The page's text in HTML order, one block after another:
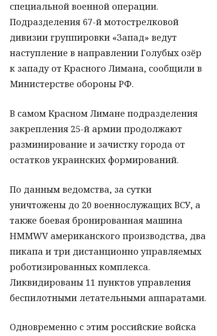
специальной военной операции.
Подразделения 67-й мотострелковой
дивизии группировки «Запад» ведут
наступление в направлении Голубых озёр
к западу от Красного Лимана, сообщили в
Министерстве обороны РФ.
В самом Красном Лимане подразделения
закрепления 25-й армии продолжают
разминирование и зачистку города от
остатков украинских формирований.
По данным ведомства, за сутки
уничтожены до 20 военнослужащих ВСУ, а
также боевая бронированная машина
HMMWV американского производства, два
пикапа и три дистанционно управляемых
роботизированных комплекса.
Ликвидированы 11 пунктов управления
беспилотными летательными аппаратами.
Одновременно с этим российские войска